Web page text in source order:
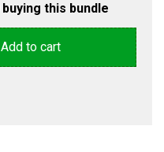
buying this bundle
Add to cart